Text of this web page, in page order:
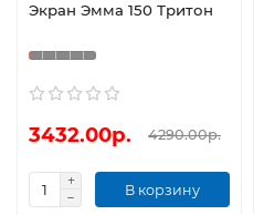
Экран Эмма 150 Тритон
3432.00р. 4290.00р.
В корзину